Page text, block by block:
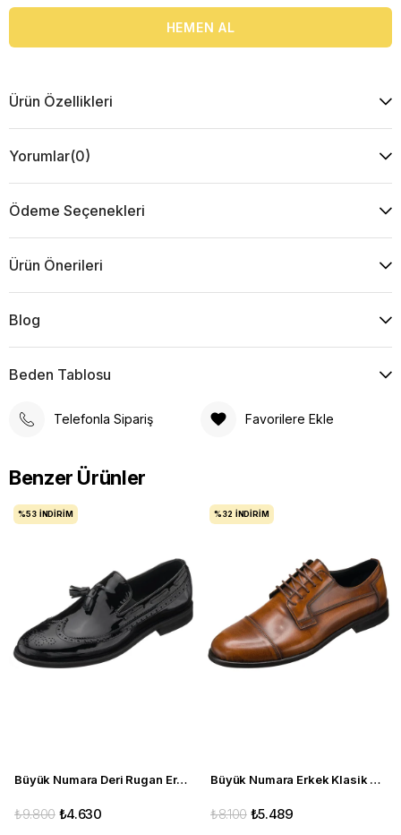
Ürün Özellikleri
Yorumlar(0)
Ödeme Seçenekleri
Ürün Önerileri
Blog
Beden Tablosu
Telefonla Sipariş Favorilere Ekle
Benzer Ürünler
Büyük Numara Deri Rugan Erkek Ayakkabı - NV1930-1 Siyah Rugan
₺4.630
₺9.800
%53 İNDIRIM
Büyük Numara Erkek Klasik Ayakkabı - YKP1088 Taba
₺5.489
₺8.100
%32 İNDIRIM